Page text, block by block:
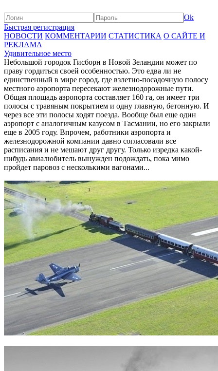
Ok
Быстрая регистрация
НОВОСТИ КОММЕНТАРИИ СТАТИСТИКА О САЙТЕ И
РЕКЛАМА
Удивительное место
Небольшой городок Гисборн в Новой Зеландии может по
праву гордиться своей особенностью. Это едва ли не
единственный в мире город, где взлетно-посадочную полосу
местного аэропорта пересекают железнодорожные пути.
Общая площадь аэропорта составляет 160 га, он имеет три
полосы с травяным покрытием и одну главную, бетонную. И
через все эти полосы ходят поезда. Вообще был еще один
аэропорт с аналогичным казусом в Тасмании, но его закрыли
еще в 2005 году. Впрочем, работники аэропорта и
железнодорожной компании давно согласовали все
расписания и не мешают друг другу. Только изредка какой-
нибудь авиалюбитель вынужден подождать, пока мимо
пройдет паровоз с несколькими вагонами...